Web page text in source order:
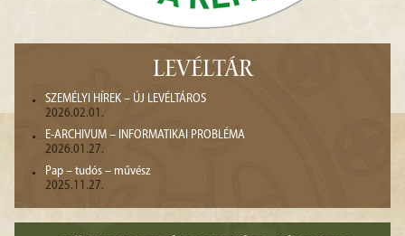
LEVÉLTÁR
SZEMÉLYI HÍREK – ÚJ LEVÉLTÁROS
2026.02.01.
E-ARCHIVUM – INFORMATIKAI PROBLÉMA
2026.01.27.
Pap – tudós – művész
2025.11.27.